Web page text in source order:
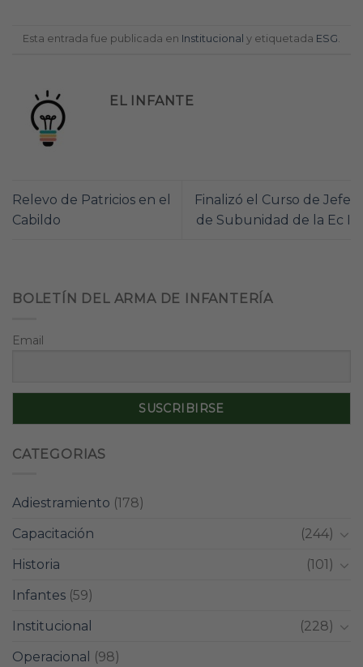
Esta entrada fue publicada en Institucional y etiquetada ESG.
EL INFANTE
Relevo de Patricios en el
Cabildo
Finalizó el Curso de Jefe
de Subunidad de la Ec I
BOLETÍN DEL ARMA DE INFANTERÍA
Email
CATEGORIAS
Adiestramiento (178)
Capacitación
(244)
Historia
(101)
Infantes (59)
Institucional
(228)
Operacional
(98)